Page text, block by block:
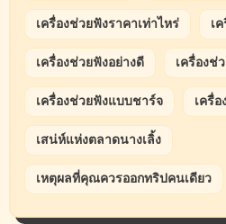
เครื่องช่วยฟังราคาเท่าไหร่ เ
เครื่องช่วยฟังอย่างดี เครื่องช่
เครื่องช่วยฟังแบบชาร์จ เครื่
เสน่ห์แห่งตลาดนางเลิ้ง
เหตุผลที่คุณควรออกทริปคนเดียว